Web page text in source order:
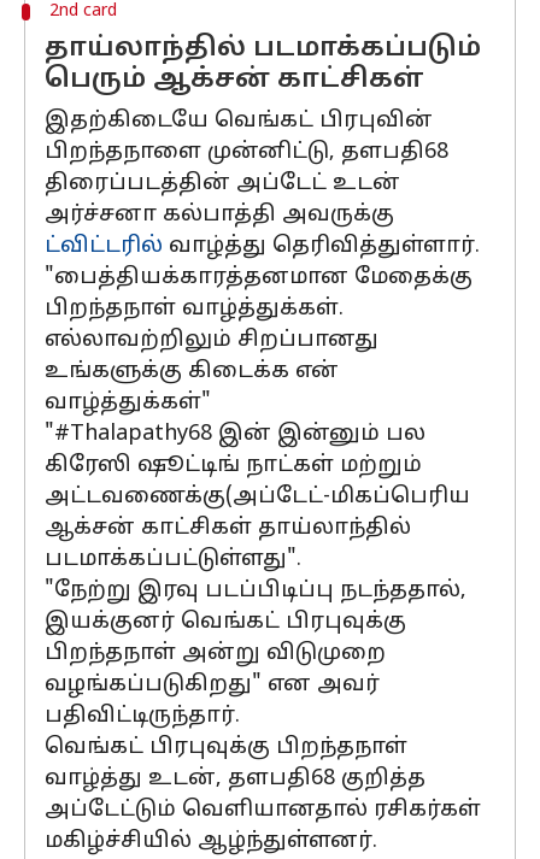
2nd card
தாய்லாந்தில் படமாக்கப்படும்
பெரும் ஆக்சன் காட்சிகள்
இதற்கிடையே வெங்கட் பிரபுவின்
பிறந்தநாளை முன்னிட்டு, தளபதி68
திரைப்படத்தின் அப்டேட் உடன்
அர்ச்சனா கல்பாத்தி அவருக்கு
ட்விட்டரில் வாழ்த்து தெரிவித்துள்ளார்.
"பைத்தியக்காரத்தனமான மேதைக்கு
பிறந்தநாள் வாழ்த்துக்கள்.
எல்லாவற்றிலும் சிறப்பானது
உங்களுக்கு கிடைக்க என்
வாழ்த்துக்கள்"
"#Thalapathy68 இன் இன்னும் பல
கிரேஸி ஷூட்டிங் நாட்கள் மற்றும்
அட்டவணைக்கு(அப்டேட்-மிகப்பெரிய
ஆக்சன் காட்சிகள் தாய்லாந்தில்
படமாக்கப்பட்டுள்ளது".
"நேற்று இரவு படப்பிடிப்பு நடந்ததால்,
இயக்குனர் வெங்கட் பிரபுவுக்கு
பிறந்தநாள் அன்று விடுமுறை
வழங்கப்படுகிறது" என அவர்
பதிவிட்டிருந்தார்.
வெங்கட் பிரபுவுக்கு பிறந்தநாள்
வாழ்த்து உடன், தளபதி68 குறித்த
அப்டேட்டும் வெளியானதால் ரசிகர்கள்
மகிழ்ச்சியில் ஆழ்ந்துள்ளனர்.